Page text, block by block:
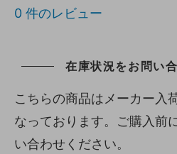
0 件のレビュー
在庫状況をお問い
こちらの商品はメーカー入
なっております。ご購入前
い合わせください。